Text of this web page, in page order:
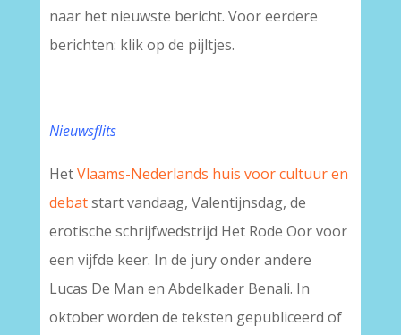
naar het nieuwste bericht. Voor eerdere
berichten: klik op de pijltjes.
Nieuwsflits
HetVlaams-Nederlands huis voor cultuur en
debatstart vandaag, Valentijnsdag, de
erotische schrijfwedstrijd Het Rode Oor voor
een vijfde keer. In de jury onder andere
Lucas De Man en Abdelkader Benali. In
oktober worden de teksten gepubliceerd of